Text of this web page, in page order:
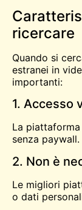
ricercare
Quando si
estranei in
importanti:
1. Accesso
La
senza paywall.
2. Non è
Le migliori
o dati